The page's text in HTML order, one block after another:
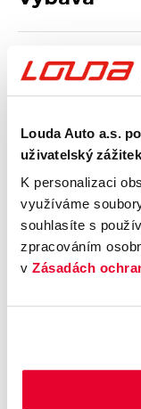
Louda Auto a.s.
uživatelský zážitek
K personalizaci
využíváme
souhlasíte s
zpracováním
v Zásadách
Multimédia
Bezpečnost a
Základní
Údaje